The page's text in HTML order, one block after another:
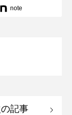
note
記事